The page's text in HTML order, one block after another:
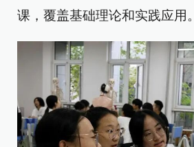
课，覆盖基础理论和实践应用。